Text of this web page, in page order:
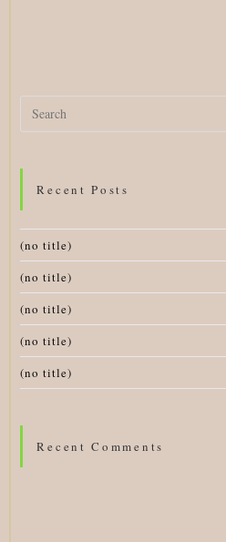
Recent Posts
(no title)
(no title)
(no title)
(no title)
(no title)
Recent Comments